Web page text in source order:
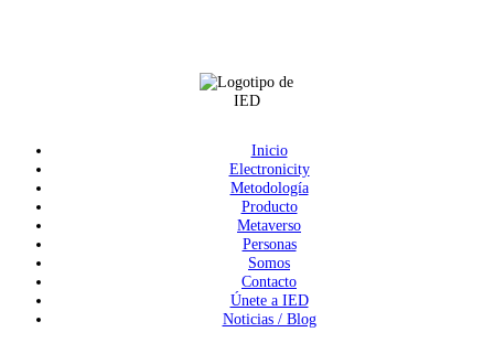
Inicio
Electronicity
Metodología
Producto
Metaverso
Personas
Somos
Contacto
Únete a IED
Noticias / Blog